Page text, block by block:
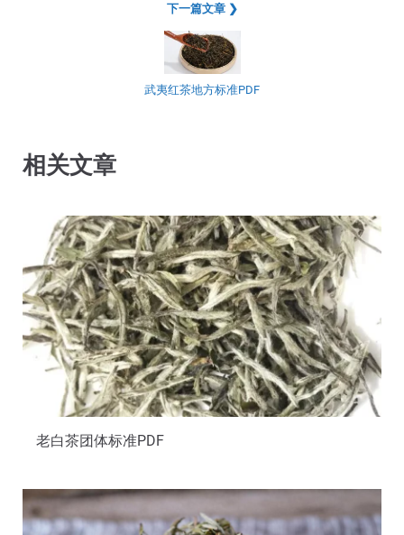
下一篇文章 ❯
武夷红茶地方标准PDF
相关文章
老白茶团体标准PDF